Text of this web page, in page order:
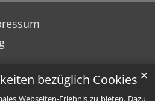
bezüglich Cookies
Webseiten-Erlebnis zu bieten. Dazu
✕